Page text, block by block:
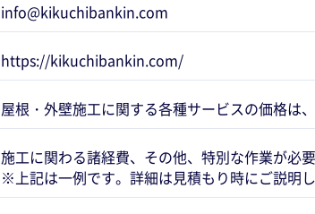
info@kikuchibankin.com
https://kikuchibankin.com/
屋根・外壁施工に関する各種サービスの価格は
施工に関わる諸経費、その他、特別な作業が必
※上記は一例です。詳細は見積もり時にご説明し